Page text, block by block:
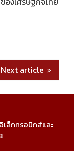
Next article
ล็กทรอนิกส์และ